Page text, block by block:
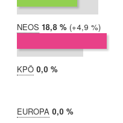
NEOS 2019:
18,8 %
2014:
14,0 %
Differenz:
+4,9 %
KPÖ 2019:
0,0 %
EUROPA 2019:
0,0 %